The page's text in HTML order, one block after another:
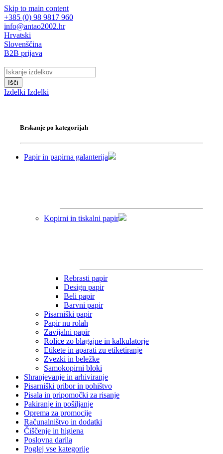
Skip to main content
+385 (0) 98 9817 960
info@antao2002.hr
Hrvatski
Slovenščina
B2B prijava
Išči
Izdelki Izdelki
Brskanje po kategorijah
Papir in papirna galanterija
Kopirni in tiskalni papir
Rebrasti papir
Design papir
Beli papir
Barvni papir
Pisarniški papir
Papir nu rolah
Zavijalni papir
Rolice zo blagajne in kalkulatorje
Etikete in aparati zu etiketiranje
Zvezki in beležke
Samokopirni bloki
Shranjevanje in arhiviranje
Pisarniški pribor in pohištvo
Pisala in pripomočki za risanje
Pakiranje in pošiljanje
Oprema za promocije
Računalništvo in dodatki
Čiščenje in higiena
Poslovna darila
Poglej vse kategorije